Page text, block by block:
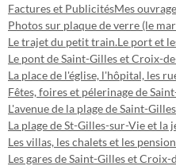
Factures et PublicitésMes
Photos sur plaque de verre (le
Le trajet du petit train.Le port et
Le pont de Saint-Gilles et Croix-
La place de l'église, l'hôpital, les
Fêtes, foires et pélerinage de
L'avenue de la plage de Saint-
La plage de St-Gilles-sur-Vie et la
Les villas, les chalets et les
Les gares de Saint-Gilles et Croix-